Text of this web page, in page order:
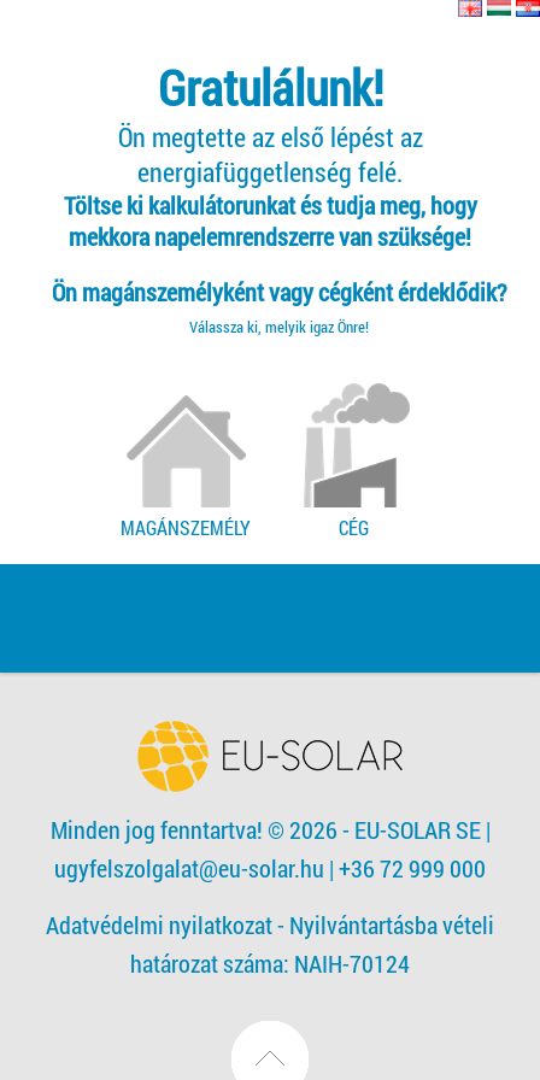
Gratulálunk!
Ön megtette az első lépést az
energiafüggetlenség felé.
Töltse ki kalkulátorunkat és tudja meg, hogy
mekkora napelemrendszerre van szüksége!
Ön magánszemélyként vagy cégként érdeklődik?
Válassza ki, melyik igaz Önre!
MAGÁNSZEMÉLY CÉG
Minden jog fenntartva! © 2026 - EU-SOLAR SE|
ugyfelszolgalat@eu-solar.hu | +36 72 999 000
Adatvédelmi nyilatkozat - Nyilvántartásba vételi
határozat száma: NAIH-70124